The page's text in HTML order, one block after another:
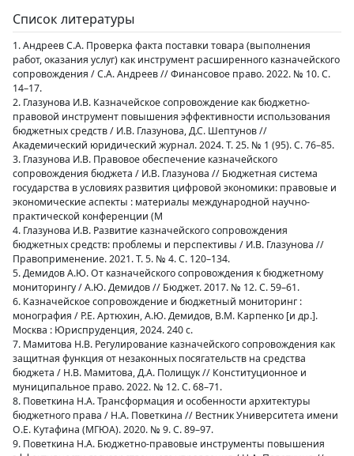
Список литературы
1. Андреев С.А. Проверка факта поставки товара (выполнения
работ, оказания услуг) как инструмент расширенного казначейского
сопровождения / С.А. Андреев // Финансовое право. 2022. № 10. С.
14–17.
2. Глазунова И.В. Казначейское сопровождение как бюджетно-
правовой инструмент повышения эффективности использования
бюджетных средств / И.В. Глазунова, Д.С. Шептунов //
Академический юридический журнал. 2024. Т. 25. № 1 (95). С. 76–85.
3. Глазунова И.В. Правовое обеспечение казначейского
сопровождения бюджета / И.В. Глазунова // Бюджетная система
государства в условиях развития цифровой экономики: правовые и
экономические аспекты : материалы международной научно-
практической конференции (М
4. Глазунова И.В. Развитие казначейского сопровождения
бюджетных средств: проблемы и перспективы / И.В. Глазунова //
Правоприменение. 2021. Т. 5. № 4. С. 120–134.
5. Демидов А.Ю. От казначейского сопровождения к бюджетному
мониторингу / А.Ю. Демидов // Бюджет. 2017. № 12. С. 59–61.
6. Казначейское сопровождение и бюджетный мониторинг :
монография / Р.Е. Артюхин, А.Ю. Демидов, В.М. Карпенко [и др.].
Москва : Юриспруденция, 2024. 240 с.
7. Мамитова Н.В. Регулирование казначейского сопровождения как
защитная функция от незаконных посягательств на средства
бюджета / Н.В. Мамитова, Д.А. Полищук // Конституционное и
муниципальное право. 2022. № 12. С. 68–71.
8. Поветкина Н.А. Трансформация и особенности архитектуры
бюджетного права / Н.А. Поветкина // Вестник Университета имени
О.Е. Кутафина (МГЮА). 2020. № 9. С. 89–97.
9. Поветкина Н.А. Бюджетно-правовые инструменты повышения